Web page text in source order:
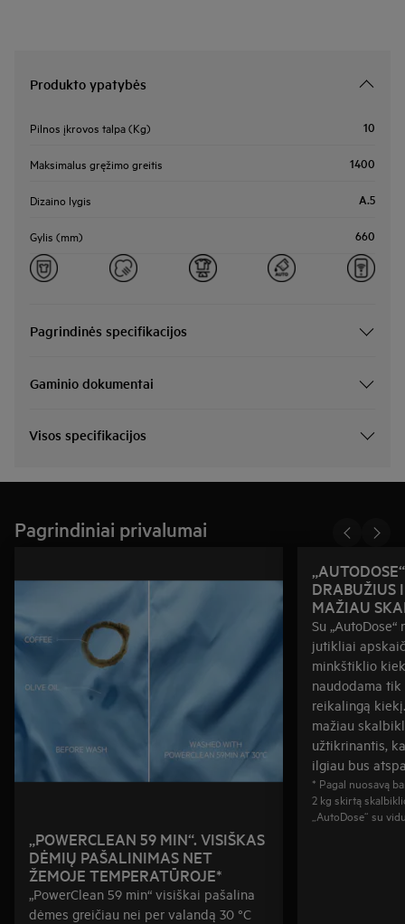
Produkto ypatybės
Pilnos įkrovos talpa (Kg) 10
Maksimalus gręžimo greitis 1400
Dizaino lygis A.5
Gylis (mm) 660
Pagrindinės specifikacijos
Gaminio dokumentai
Visos specifikacijos
Pagrindiniai privalumai
„POWERCLEAN 59 MIN“. VISIŠKAS
DĖMIŲ PAŠALINIMAS NET
ŽEMOJE TEMPERATŪROJE*
„PowerClean 59 min“ visiškai pašalina
dėmes greičiau nei per valandą 30 °C
DRABUŽIUS
MAŽIAU
Su
jutikliai
minkštiklio
naudodama
reikalingą
mažiau
užtikrinantis,
ilgiau bus
* Pagal nuosavą
2 kg skirtą
„AutoDose“ su